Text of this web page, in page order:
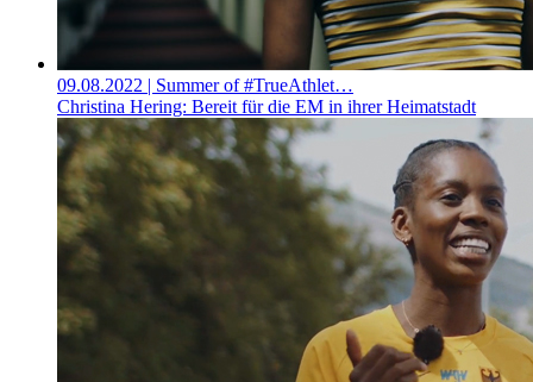
09.08.2022 | Summer of #TrueAthlet…
Christina Hering: Bereit für die EM in ihrer Heimatstadt